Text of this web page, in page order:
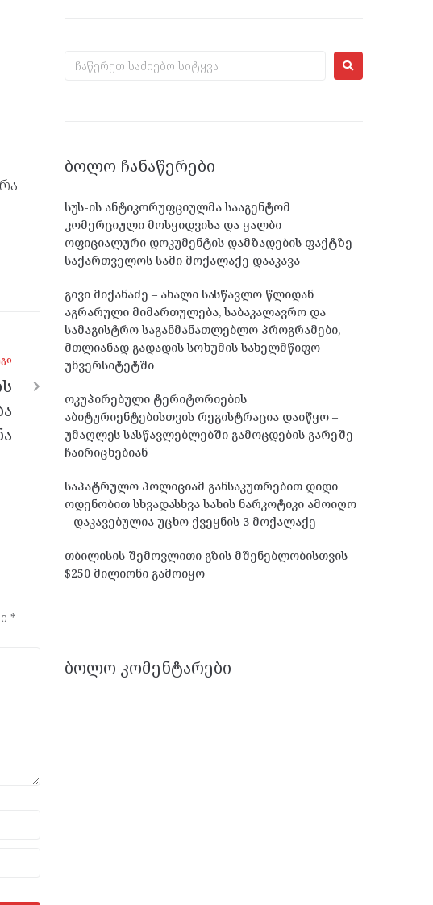
*
ᲑᲝᲚᲝ ᲩᲐᲜᲐᲬᲔᲠᲔᲑᲘ
სუს-ის ანტიკორუფციულმა სააგენტომ
კომერციული მოსყიდვისა და ყალბი
ოფიციალური დოკუმენტის დამზადების ფაქტზე
საქართველოს სამი მოქალაქე დააკავა
გივი მიქანაძე – ახალი სასწავლო წლიდან
აგრარული მიმართულება, საბაკალავრო და
სამაგისტრო საგანმანათლებლო პროგრამები,
მთლიანად გადადის სოხუმის სახელმწიფო
უნვერსიტეტში
ოკუპირებული ტერიტორიების
აბიტურიენტებისთვის რეგისტრაცია დაიწყო –
უმაღლეს სასწავლებლებში გამოცდების გარეშე
ჩაირიცხებიან
საპატრულო პოლიციამ განსაკუთრებით დიდი
ოდენობით სხვადასხვა სახის ნარკოტიკი ამოიღო
– დაკავებულია უცხო ქვეყნის 3 მოქალაქე
თბილისის შემოვლითი გზის მშენებლობისთვის
$250 მილიონი გამოიყო
ᲑᲝᲚᲝ ᲙᲝᲛᲔᲜᲢᲐᲠᲔᲑᲘ